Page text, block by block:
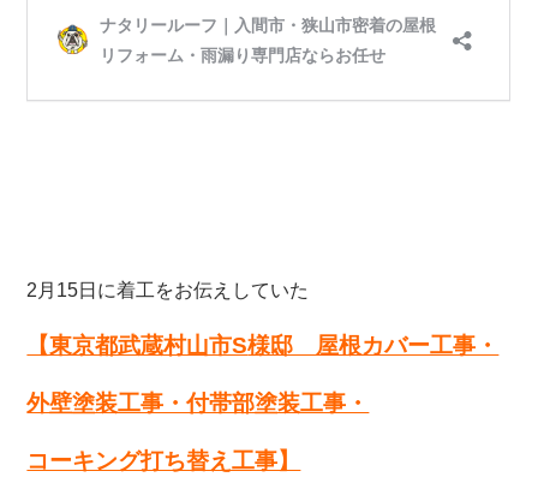
2月15日に着工をお伝えしていた
【東京都武蔵村山市S様邸 屋根カバー工事・
外壁塗装工事・付帯部塗装工事・
コーキング打ち替え工事】